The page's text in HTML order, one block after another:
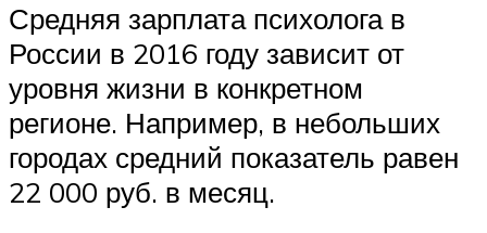
Средняя зарплата психолога в
России в 2016 году зависит от
уровня жизни в конкретном
регионе. Например, в небольших
городах средний показатель равен
22 000 руб. в месяц.